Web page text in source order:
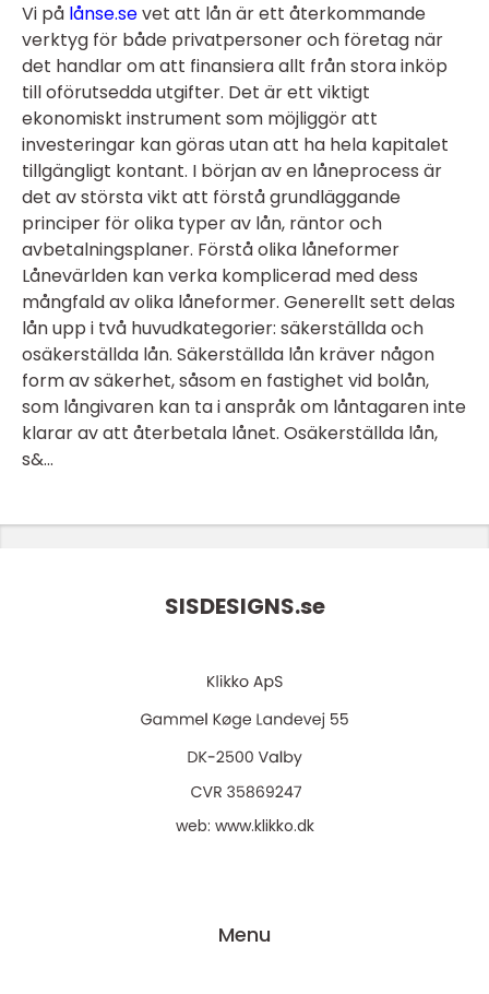
Vi på lånse.sevet att lån är ett återkommande
verktyg för både privatpersoner och företag när
det handlar om att finansiera allt från stora inköp
till oförutsedda utgifter. Det är ett viktigt
ekonomiskt instrument som möjliggör att
investeringar kan göras utan att ha hela kapitalet
tillgängligt kontant. I början av en låneprocess är
det av största vikt att förstå grundläggande
principer för olika typer av lån, räntor och
avbetalningsplaner. Förstå olika låneformer
Lånevärlden kan verka komplicerad med dess
mångfald av olika låneformer. Generellt sett delas
lån upp i två huvudkategorier: säkerställda och
osäkerställda lån. Säkerställda lån kräver någon
form av säkerhet, såsom en fastighet vid bolån,
som långivaren kan ta i anspråk om låntagaren inte
klarar av att återbetala lånet. Osäkerställda lån,
s&...
SISDESIGNS.se
web: www.klikko.dk
Menu